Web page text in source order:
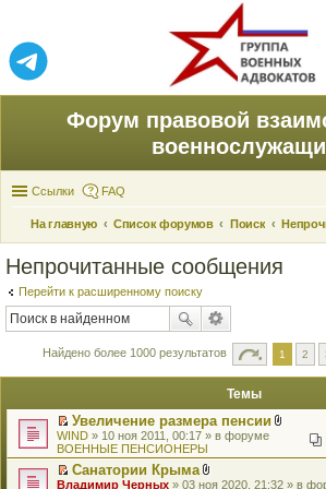
Форум правовой
Ссылки FAQ
На главную Список форумов Поиск
Непрочитанные сообщения
Перейти к расширенному поиску
Найдено более 1000 результатов 1 2
Темы
П
е
р
е
й
Увеличение размера пенсии
о
е
WIND » 10 ноя 2011, 00:17 » в форуме
ВОЕННЫЕ ПЕНСИОНЕРЫ
П
Санатории Крыма
В
Владимир Черных » 03 ноя 2020, 21:32 » в